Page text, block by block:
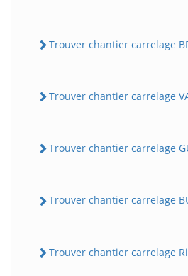
Trouver chantier carrelage
Trouver chantier carrelage
Trouver chantier carrelage
Trouver chantier carrelage
Trouver chantier carrelage